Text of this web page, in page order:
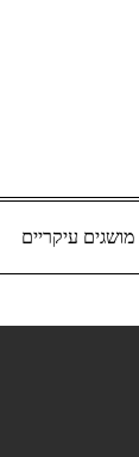
מושגים עיקריים